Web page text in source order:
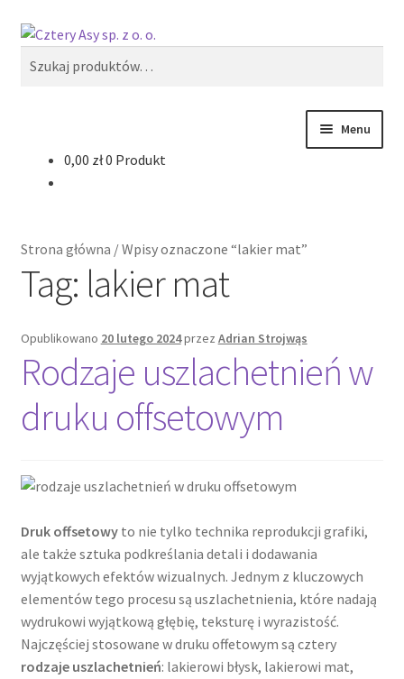
Przejdź
nawigacji
Przejdź
Szukaj
Menu
Produkty
Oferty specjalne
0,00 zł0 Produkt
Strona główna /Wpisy oznaczone “lakier mat”
Tag: lakier mat
Opublikowano 20 lutego 2024przez Adrian Strojwąs
Rodzaje uszlachetnień w
druku offsetowym
Druk offsetowyto nie tylko technika reprodukcji grafiki,
ale także sztuka podkreślania detali i dodawania
wyjątkowych efektów wizualnych. Jednym z kluczowych
elementów tego procesu są uszlachetnienia, które nadają
wydrukowi wyjątkową głębię, teksturę i wyrazistość.
Najczęściej stosowane w druku offetowym są cztery
rodzaje uszlachetnień: lakierowi błysk, lakierowi mat,